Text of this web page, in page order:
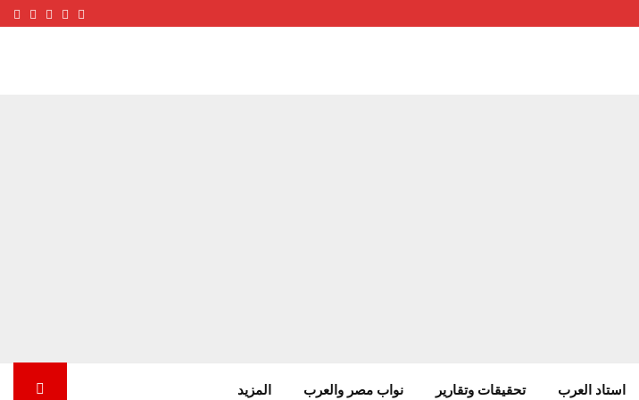
Facebook
Twitter
استاد العرب تحقيقات وتقارير نواب مصر والعرب المزيد